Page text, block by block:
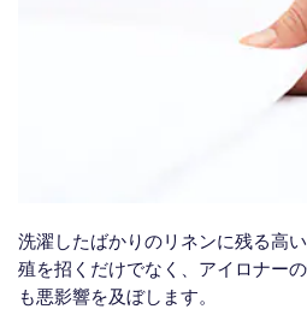
洗濯したばかりのリネンに残る高
殖を招くだけでなく、アイロナー
も悪影響を及ぼします。